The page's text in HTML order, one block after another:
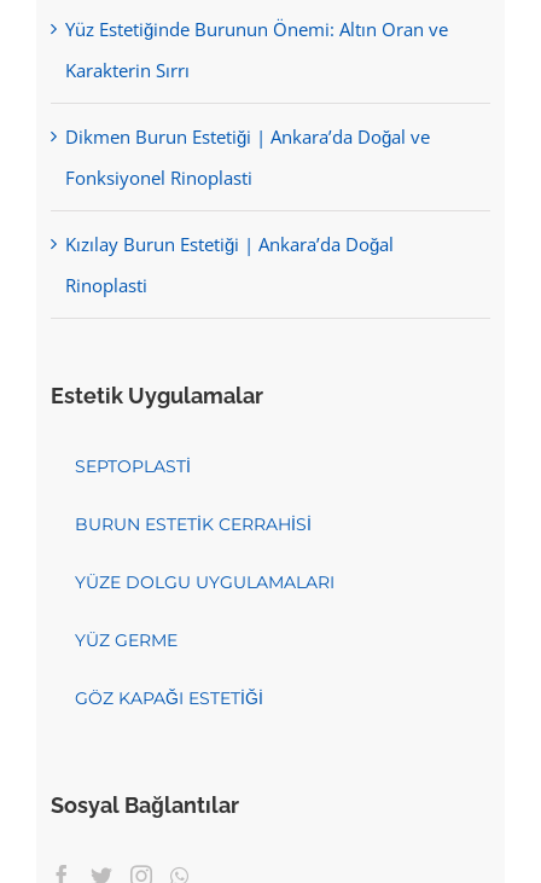
Yüz Estetiğinde Burunun Önemi: Altın Oran ve
Karakterin Sırrı
Dikmen Burun Estetiği | Ankara’da Doğal ve
Fonksiyonel Rinoplasti
Kızılay Burun Estetiği | Ankara’da Doğal
Rinoplasti
Estetik Uygulamalar
SEPTOPLASTİ
BURUN ESTETİK CERRAHİSİ
YÜZE DOLGU UYGULAMALARI
YÜZ GERME
GÖZ KAPAĞI ESTETİĞİ
Sosyal Bağlantılar